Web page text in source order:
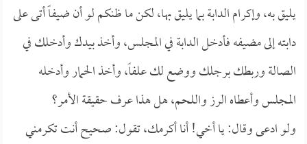
يليق به، وإكرام الدابة بما يليق بها، لكن ما ظنكم لو أن ضيفاً أتى على
دابته إلى مضيفه فأدخل الدابة في المجلس، وأخذ بيدك وأدخلك في
الصالة وربطك برجلك ووضع لك علفاً، وأخذ الحمار وأدخله
المجلس وأعطاه الرز واللحم، هل هذا عرف حقيقة الأمر؟
ولو ادعى وقال: يا أخي! أنا أكرمك، تقول: صحيح أنت تكرمني